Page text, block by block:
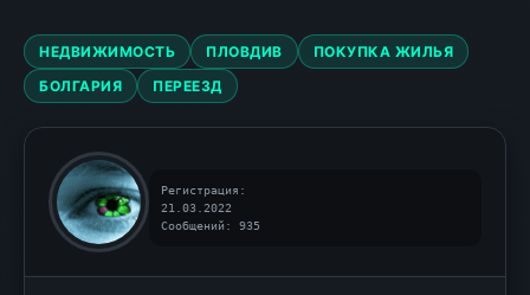
НЕДВИЖИМОСТЬ ПЛОВДИВ
ПОКУПКА ЖИЛЬЯ
БОЛГАРИЯ
ПЕРЕЕЗД
Регистрация:
21.03.2022
Сообщений: 935